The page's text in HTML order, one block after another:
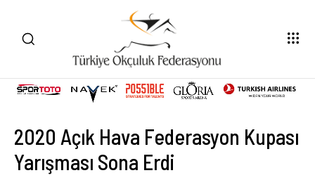
2020 Açık Hava Federasyon Kupası
Yarışması Sona Erdi